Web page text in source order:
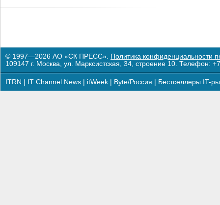
© 1997—2026 АО «СК ПРЕСС». Политика конфиденциальности
109147 г. Москва, ул. Марксистская, 34, строение 10. Телефон:
ITRN IT Channel News itWeek Byte/Россия Бестселлеры IT-